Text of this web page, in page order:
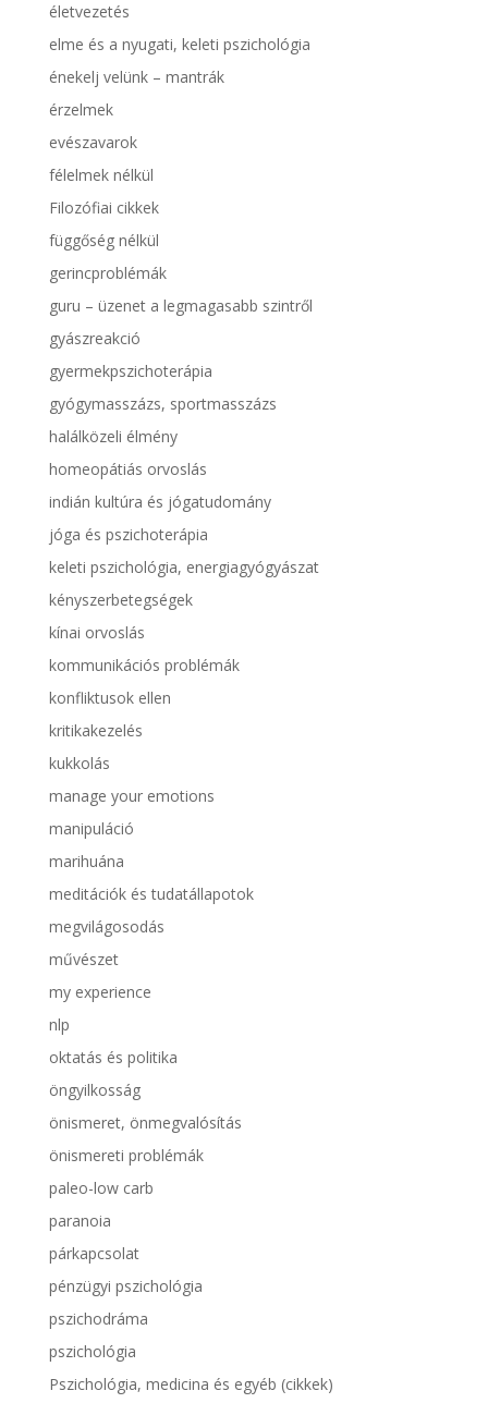
életvezetés
elme és a nyugati, keleti pszichológia
énekelj velünk – mantrák
érzelmek
evészavarok
félelmek nélkül
Filozófiai cikkek
függőség nélkül
gerincproblémák
guru – üzenet a legmagasabb szintről
gyászreakció
gyermekpszichoterápia
gyógymasszázs, sportmasszázs
halálközeli élmény
homeopátiás orvoslás
indián kultúra és jógatudomány
jóga és pszichoterápia
keleti pszichológia, energiagyógyászat
kényszerbetegségek
kínai orvoslás
kommunikációs problémák
konfliktusok ellen
kritikakezelés
kukkolás
manage your emotions
manipuláció
marihuána
meditációk és tudatállapotok
megvilágosodás
művészet
my experience
nlp
oktatás és politika
öngyilkosság
önismeret, önmegvalósítás
önismereti problémák
paleo-low carb
paranoia
párkapcsolat
pénzügyi pszichológia
pszichodráma
pszichológia
Pszichológia, medicina és egyéb (cikkek)